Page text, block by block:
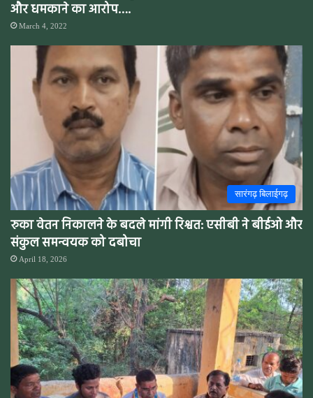
और धमकाने का आरोप….
March 4, 2022
सारंगढ़ बिलाईगढ़
रुका वेतन निकालने के बदले मांगी रिश्वत: एसीबी ने बीईओ और
संकुल समन्वयक को दबोचा
April 18, 2026